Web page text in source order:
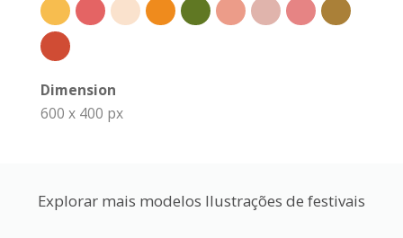
Dimension
600 x 400 px
Explorar mais modelos Ilustrações de festivais